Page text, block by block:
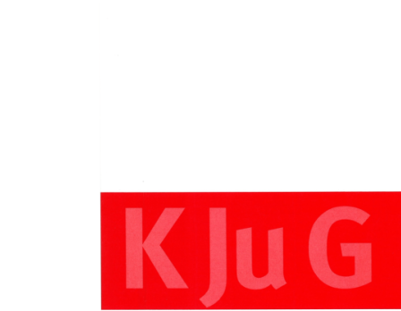
Recht und Rechtsprechung:
Andere Länder, andere Sitten -
andere Rechte?